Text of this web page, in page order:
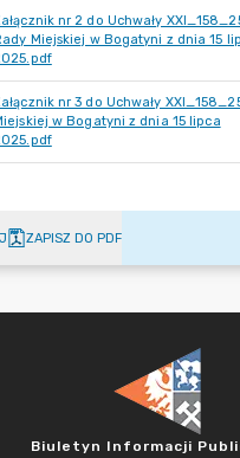
nr 2 do Uchwały
Miejskiej w Bogatyni z dnia 15
nr 3 do Uchwały
w Bogatyni z dnia 15 lipca
ZAPISZ DO PDF
Biuletyn Informacji